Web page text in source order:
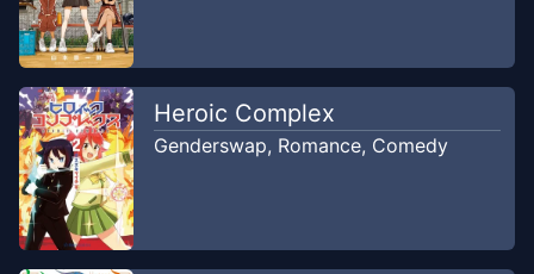
Bluearchive.idn
Chapter198-Aku tidak
melihatnya
Bluearchive.idn
2025
Chapter197
dinikmati bersama
2025
Heroic Complex
Genderswap, Romance, Comedy